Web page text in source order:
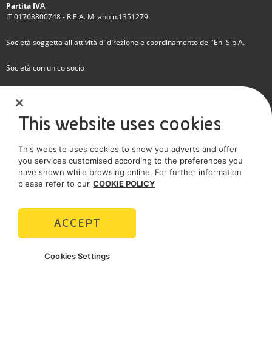
Partita IVA
IT 01768800748 - R.E.A. Milano n.1351279
Società soggetta all'attività di direzione e coordinamento dell'Eni S.p.A.
Società con unico socio
Termini e Condizioni
Privacy policy
This website uses cookies
This website uses cookies to show you adverts and offer
you services customised according to the preferences you
have shown while browsing online. For further information
please refer to our COOKIE POLICY
Cookies Settings
ACCEPT